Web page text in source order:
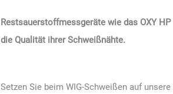
Restsauerstoffmessgeräte wie das OXY
die Qualität ihrer Schweißnähte.
Setzen Sie beim WIG-Schweißen auf